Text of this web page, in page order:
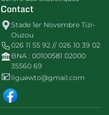
Contact
Stade 1er Novembre Tizi-
Ouzou
026 11 55 92 // 026 10 39 02
BNA : 00100581 02000
35560 69
liguewto@gmail.com